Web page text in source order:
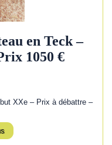
en Teck –
1050 €
XXe – Prix à débattre –